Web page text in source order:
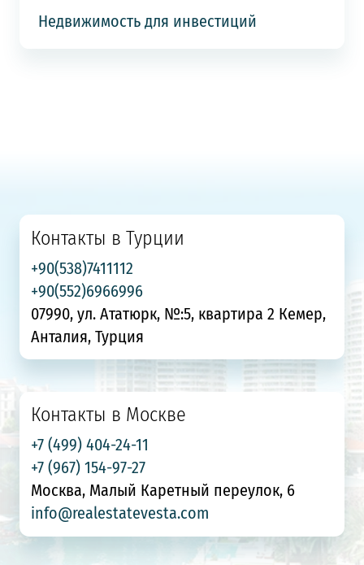
Недвижимость для инвестиций
Контакты в Турции
+90(538)7411112
+90(552)6966996
07990, ул. Ататюрк, №:5, квартира 2 Кемер,
Анталия, Турция
Контакты в Москве
+7 (499) 404-24-11
+7 (967) 154-97-27
Москва, Малый Каретный переулок, 6
info@realestatevesta.com